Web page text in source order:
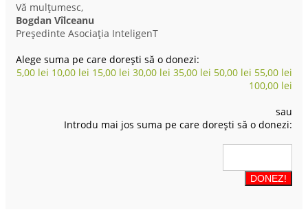
Vă mulțumesc,
Bogdan Vîlceanu
Președinte Asociația InteligenT
Alege suma pe care dorești să o donezi:
5,00 lei 10,00 lei 15,00 lei 30,00 lei 35,00 lei 50,00 lei 55,00 lei
100,00 lei
sau
Introdu mai jos suma pe care dorești să o donezi: